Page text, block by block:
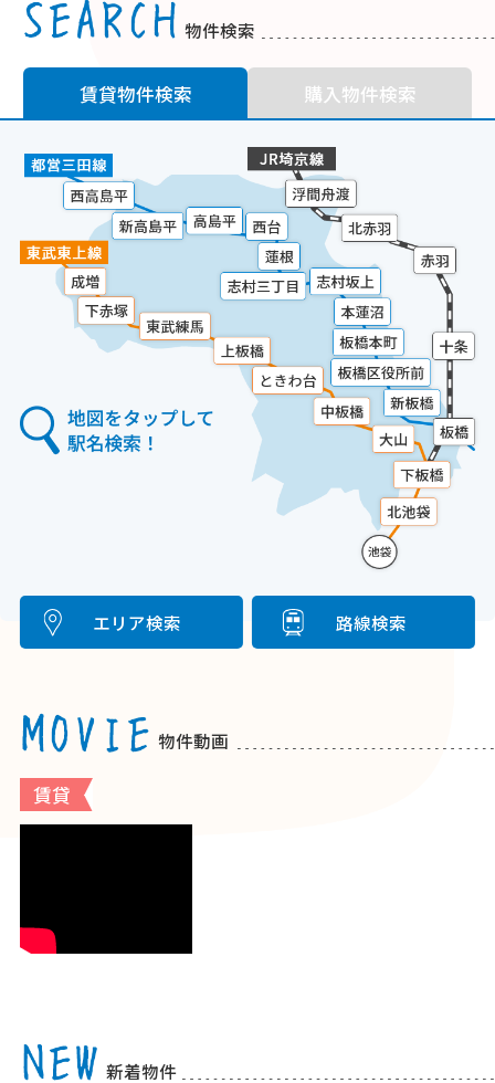
物件検索
賃貸物件検索 購入物件検索
エリア検索 路線検索
物件動画
賃貸
新着物件